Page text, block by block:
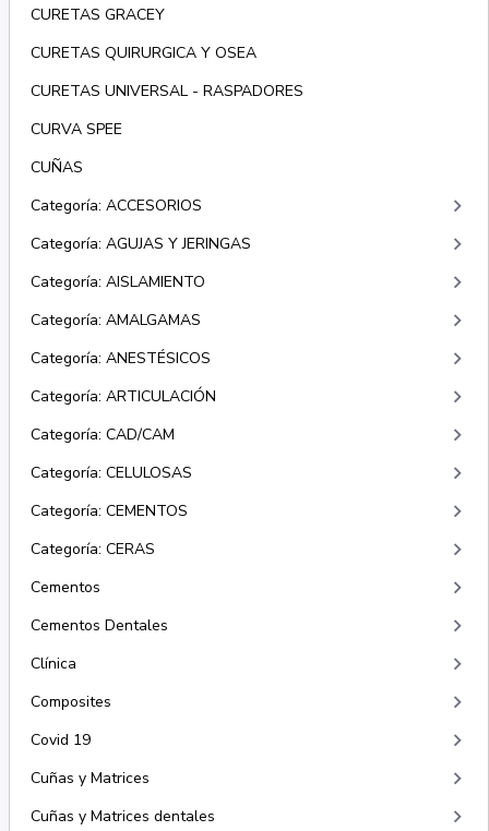
CURETAS GRACEY
CURETAS QUIRURGICA Y OSEA
CURETAS UNIVERSAL - RASPADORES
CURVA SPEE
CUÑAS
Categoría: ACCESORIOS
keyboard_arrow_right
Categoría: AGUJAS Y JERINGAS keyboard_arrow_right
Categoría: AISLAMIENTO keyboard_arrow_right
Categoría: AMALGAMAS keyboard_arrow_right
Categoría: ANESTÉSICOS keyboard_arrow_right
Categoría: ARTICULACIÓN keyboard_arrow_right
Categoría: CAD/CAM keyboard_arrow_right
Categoría: CELULOSAS keyboard_arrow_right
Categoría: CEMENTOS keyboard_arrow_right
Categoría: CERAS keyboard_arrow_right
Cementos keyboard_arrow_right
Cementos Dentales keyboard_arrow_right
Clínica keyboard_arrow_right
Composites keyboard_arrow_right
Covid 19 keyboard_arrow_right
Cuñas y Matrices keyboard_arrow_right
Cuñas y Matrices dentales keyboard_arrow_right